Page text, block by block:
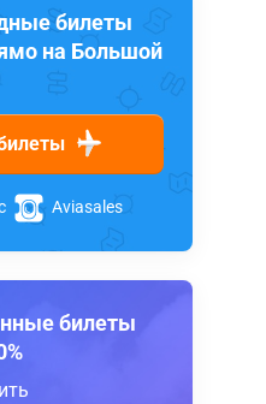
билеты
на Большой
Aviasales
билеты